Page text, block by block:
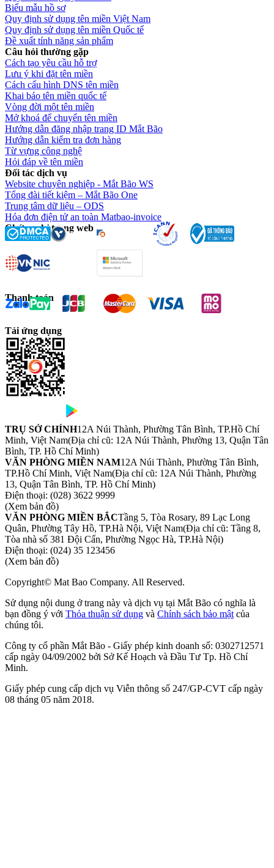
Biểu mẫu hồ sơ
Quy định sử dụng tên miền Việt Nam
Quy định sử dụng tên miền Quốc tế
Đề xuất tính năng sản phẩm
Câu hỏi thường gặp
Cách tạo yêu cầu hỗ trợ
Lưu ý khi đặt tên miền
Cách cấu hình DNS tên miền
Khai báo tên miền quốc tế
Vòng đời một tên miền
Mở khoá để chuyển tên miền
Hướng dẫn đăng nhập trang ID Mắt Bão
Hướng dẫn kiểm tra đơn hàng
Từ vựng công nghệ
Hỏi đáp về tên miền
Đối tác dịch vụ
Website chuyên nghiệp - Mắt Bão WS
Tổng đài tiết kiệm – Mắt Bão One
Trung tâm dữ liệu – ODS
Hóa đơn điện tử an toàn Matbao-invoice
Chứng chỉ trang web
Thanh toán
Tải ứng dụng
TRỤ SỞ CHÍNH12A Núi Thành, Phường Tân Bình, TP.Hồ Chí
Minh, Việt Nam(Địa chỉ cũ: 12A Núi Thành, Phường 13, Quận Tân
Bình, TP. Hồ Chí Minh)
VĂN PHÒNG MIỀN NAM12A Núi Thành, Phường Tân Bình,
TP.Hồ Chí Minh, Việt Nam(Địa chỉ cũ: 12A Núi Thành, Phường
13, Quận Tân Bình, TP. Hồ Chí Minh)
Điện thoại: (028) 3622 9999
(Xem bản đồ)
VĂN PHÒNG MIỀN BẮCTầng 5, Tòa Rosary, 89 Lạc Long
Quân, Phường Tây Hồ, TP.Hà Nội, Việt Nam(Địa chỉ cũ: Tầng 8,
Tòa nhà số 381 Đội Cấn, Phường Ngọc Hà, TP.Hà Nội)
Điện thoại: (024) 35 123456
(Xem bản đồ)
Copyright© Mat Bao Company. All Reserved.
Sử dụng nội dung ở trang này và dịch vụ tại Mắt Bão có nghĩa là
bạn đồng ý với Thỏa thuận sử dụng và Chính sách bảo mật của
chúng tôi.
Công ty cổ phần Mắt Bão - Giấy phép kinh doanh số: 0302712571
cấp ngày 04/09/2002 bởi Sở Kế Hoạch và Đầu Tư Tp. Hồ Chí
Minh.
Giấy phép cung cấp dịch vụ Viễn thông số 247/GP-CVT cấp ngày
08 tháng 05 năm 2018.